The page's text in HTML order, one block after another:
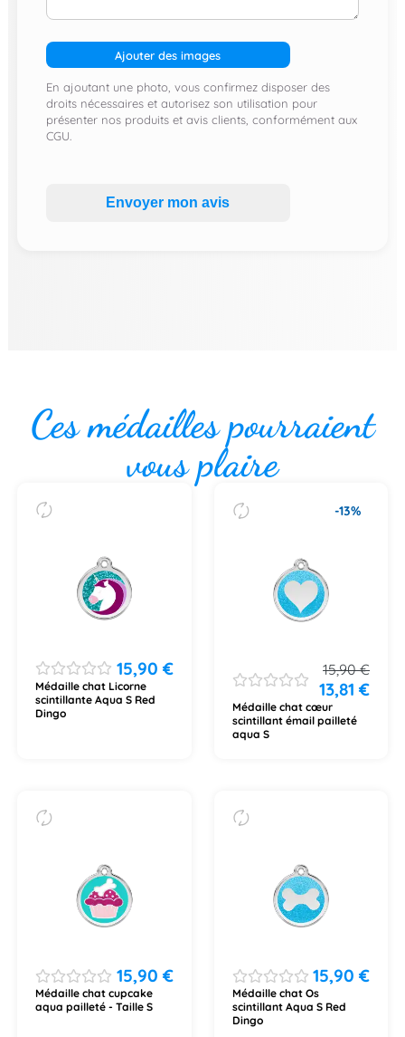
Ajouter des images
En ajoutant une photo, vous confirmez disposer des
droits nécessaires et autorisez son utilisation pour
présenter nos produits et avis clients, conformément aux
CGU.
Envoyer mon avis
Ces médailles pourraient
vous plaire
15,90 €
Médaille chat Licorne
scintillante Aqua S Red
Dingo
-13%
15,90€
13,81€
Médaille chat cœur
scintillant émail pailleté
aqua S
15,90 €
Médaille chat cupcake
aqua pailleté - Taille S
15,90€
Médaille chat Os
scintillant Aqua S Red
Dingo